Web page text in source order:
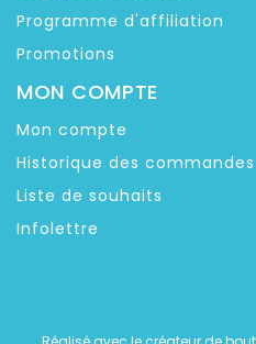
Programme d'affiliation
Promotions
MON COMPTE
Mon compte
Historique des commandes
Liste de souhaits
Infolettre